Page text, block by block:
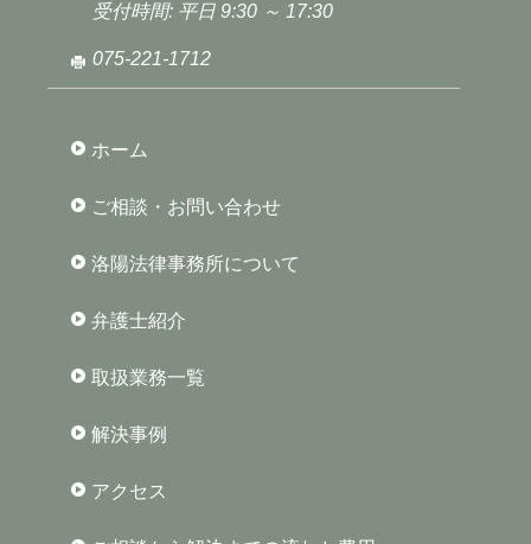
受付時間: 平日 9:30 ～ 17:30
075-221-1712
ホーム
ご相談・お問い合わせ
洛陽法律事務所について
弁護士紹介
取扱業務一覧
解決事例
アクセス